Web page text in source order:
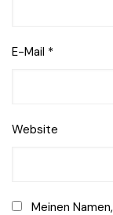
E-Mail *
Website
Meinen